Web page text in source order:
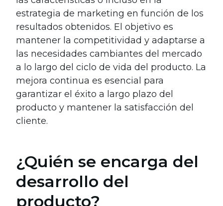
estrategia de marketing en función de los
resultados obtenidos. El objetivo es
mantener la competitividad y adaptarse a
las necesidades cambiantes del mercado
a lo largo del ciclo de vida del producto. La
mejora continua es esencial para
garantizar el éxito a largo plazo del
producto y mantener la satisfacción del
cliente.
¿Quién se encarga del
desarrollo del
producto?